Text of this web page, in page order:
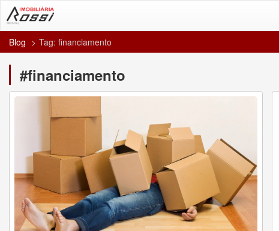
Blog Tag: financiamento
#financiamento